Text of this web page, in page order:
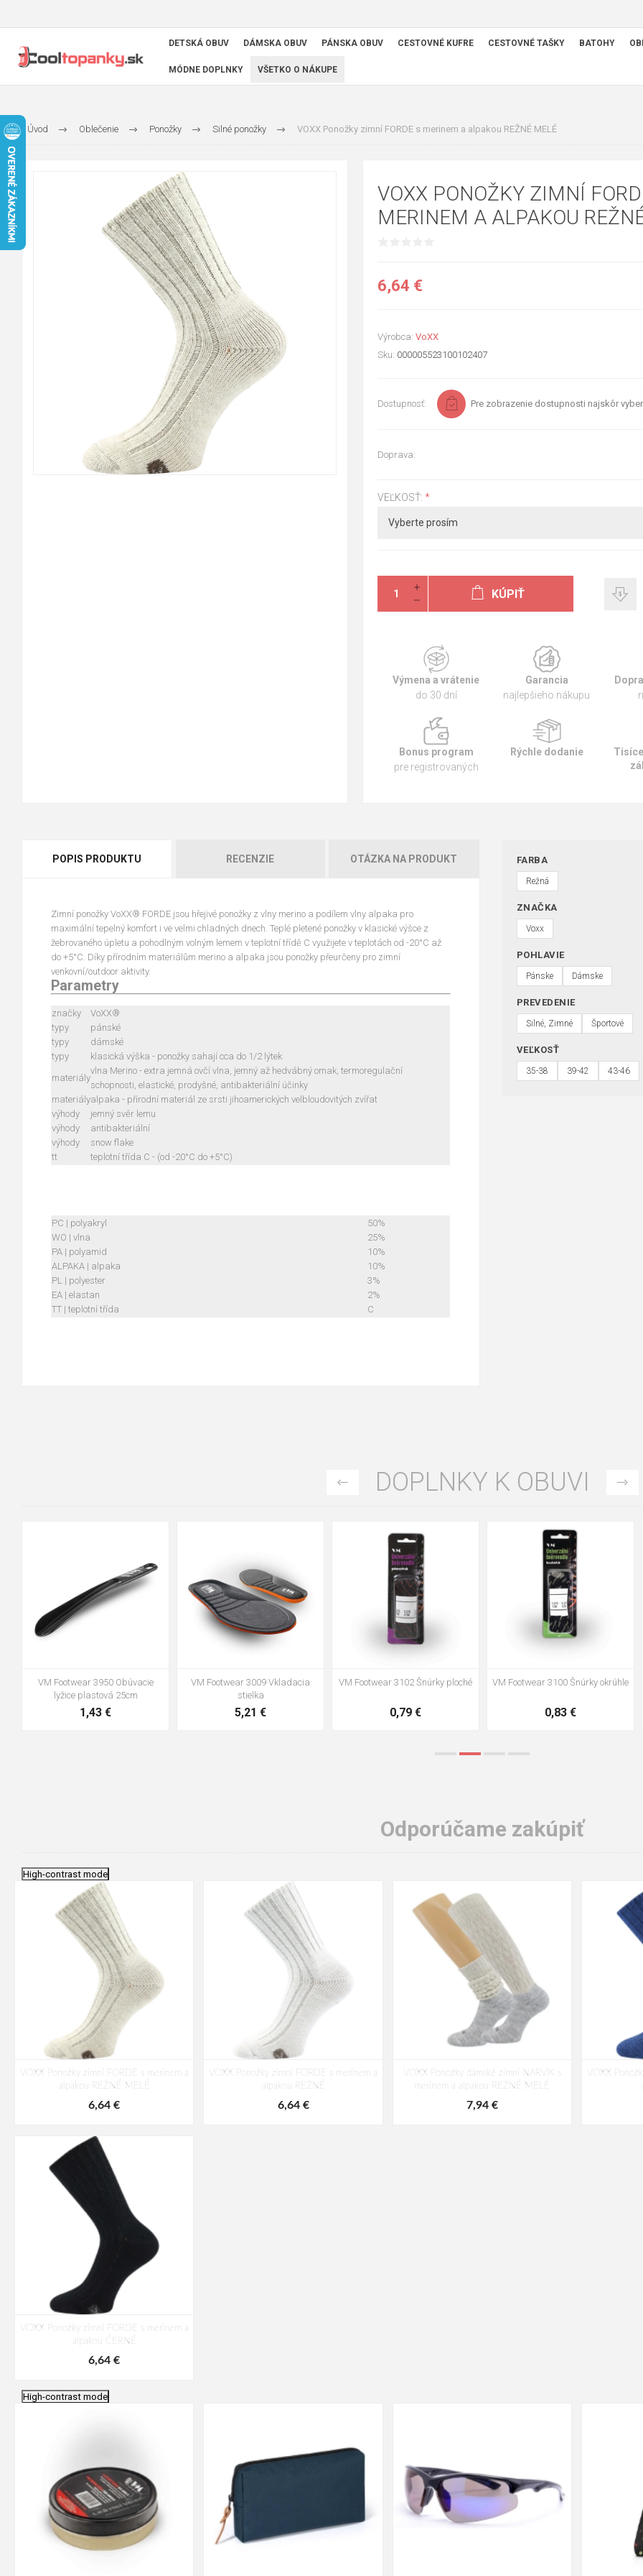
DETSKÁ OBUV DÁMSKA OBUV PÁNSKA OBUV CESTOVNÉ KUFRE CESTOVNÉ TAŠKY BATOHY
MÓDNE DOPLNKY VŠETKO O NÁKUPE
Úvod Oblečenie Ponožky Silné ponožky VOXX Ponožky zimní FORDE s merinem a alpakou REŽNÉ MELÉ
VOXX PONOŽKY ZIMNÍ
MERINEM A ALPAKOU
6,64 €
Výrobca: VoXX
Sku: 000005523100102407
Dostupnosť: Pre zobrazenie dostupnosti najskôr
Doprava:
VEĽKOSŤ: *
KÚPIŤ
Výmena a vrátenie
do 30 dní
Garancia
najlepšieho nákupu
Bonus program
pre registrovaných
Rýchle dodanie
POPIS PRODUKTU RECENZIE OTÁZKA NA PRODUKT
Zimní ponožky VoXX® FORDE jsou hřejivé ponožky z vlny merino a podílem vlny alpaka pro
maximální tepelný komfort i ve velmi chladných dnech. Teplé pletené ponožky v klasické výšce z
žebrovaného úpletu a pohodlným volným lemem v teplotní třídě C využijete v teplotách od -20°C až
do +5°C. Díky přírodním materiálům merino a alpaka jsou ponožky přeurčeny pro zimní
venkovní/outdoor aktivity.
Parametry
značky
VoXX®
typy
pánské
typy
dámské
typy
klasická výška - ponožky sahají cca do 1/2 lýtek
materiály
vlna Merino - extra jemná ovčí vlna, jemný až hedvábný omak, termoregulační
schopnosti, elastické, prodyšné, antibakteriální účinky
materiályalpaka - přírodní materiál ze srsti jihoamerických velbloudovitých zvířat
výhody
jemný svěr lemu
výhody
antibakteriální
výhody
snow flake
tt
teplotní třída C - (od -20°C do +5°C)
PC | polyakryl
50%
WO | vlna
25%
PA | polyamid
10%
ALPAKA | alpaka
10%
PL | polyester
3%
EA | elastan
2%
TT | teplotní třída
C
FARBA
Režná
ZNAČKA
Voxx
POHLAVIE
Pánske Dámske
PREVEDENIE
Silné, Zimné Športové
VEĽKOSŤ
35-38 39-42 43-46
DOPLNKY K OBUVI
VM Footwear 3950 Obúvacie
lyžice plastová 25cm
1,43 €
VM Footwear 3009 Vkladacia
stielka
5,21 €
VM Footwear 3102 Šnúrky ploché
0,79 €
125cm
VM Footwear 3100 Šnúrky okrúhle
0,83 €
125cm
Odporúčame zakúpiť
High-contrast mode
VOXX Ponožky zimní FORDE s merinem a
alpakou REŽNÉ MELÉ
6,64 €
VOXX Ponožky zimní FORDE s merinem a
alpakou REŽNÉ
6,64 €
VOXX Ponožky dámské zimní NARVIK s
merinem a alpakou REŽNÉ MELÉ
7,94 €
VOXX
VOXX Ponožky zimní FORDE s merinem a
alpakou ČERNÉ
6,64 €
High-contrast mode